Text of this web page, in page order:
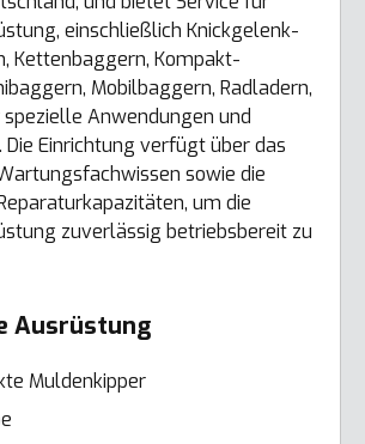
einschließlich Knickgelenk-
Kettenbaggern, Kompakt-
Mobilbaggern, Radladern,
Anwendungen und
Die Einrichtung verfügt über das
sowie die
um die
zuverlässig betriebsbereit zu
Ausrüstung
Muldenkipper